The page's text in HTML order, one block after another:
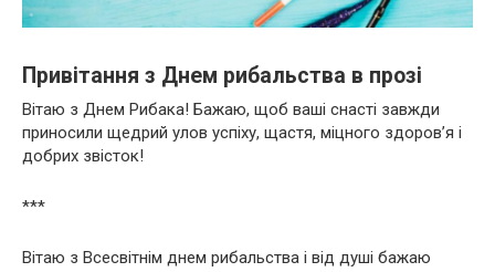
Привітання з Днем рибальства в прозі
Вітаю з Днем Рибака! Бажаю, щоб ваші снасті завжди
приносили щедрий улов успіху, щастя, міцного здоров’я і
добрих звісток!
***
Вітаю з Всесвітнім днем рибальства і від душі бажаю